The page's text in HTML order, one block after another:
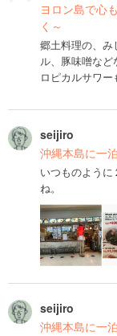
ヨロン島で心
く～
郷土料理の、
ル、豚味噌な
ロピカルサワー
seijiro
沖縄本島に一
いつものよう
ね。
seijiro
沖縄本島に一